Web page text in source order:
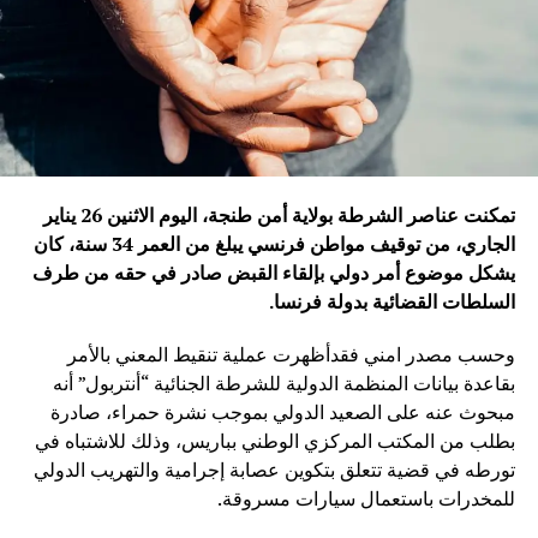
تمكنت عناصر الشرطة بولاية أمن طنجة، اليوم الاثنين 26 يناير
الجاري، من توقيف مواطن فرنسي يبلغ من العمر 34 سنة، كان
يشكل موضوع أمر دولي بإلقاء القبض صادر في حقه من طرف
السلطات القضائية بدولة فرنسا.
وحسب مصدر امني فقدأظهرت عملية تنقيط المعني بالأمر
بقاعدة بيانات المنظمة الدولية للشرطة الجنائية “أنتربول” أنه
مبحوث عنه على الصعيد الدولي بموجب نشرة حمراء، صادرة
بطلب من المكتب المركزي الوطني بباريس، وذلك للاشتباه في
تورطه في قضية تتعلق بتكوين عصابة إجرامية والتهريب الدولي
للمخدرات باستعمال سيارات مسروقة.